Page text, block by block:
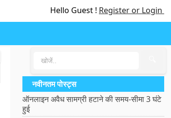
Hello Guest ! Register or Login
नवीनतम पोस्ट्स
ऑनलाइन अवैध सामग्री हटाने की समय-सीमा 3 घंटे
हुई